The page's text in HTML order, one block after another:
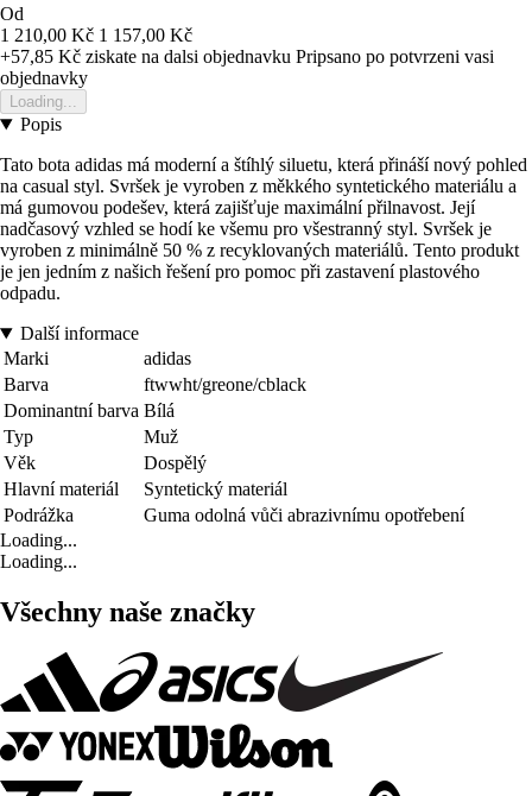
Od
1 210,00 Kč 1 157,00 Kč
+57,85 Kč ziskate na dalsi objednavku Pripsano po potvrzeni vasi
objednavky
Loading...
Popis
Tato bota adidas má moderní a štíhlý siluetu, která přináší nový pohled
na casual styl. Svršek je vyroben z měkkého syntetického materiálu a
má gumovou podešev, která zajišťuje maximální přilnavost. Její
nadčasový vzhled se hodí ke všemu pro všestranný styl. Svršek je
vyroben z minimálně 50 % z recyklovaných materiálů. Tento produkt
je jen jedním z našich řešení pro pomoc při zastavení plastového
odpadu.
Další informace
Marki
adidas
Barva
ftwwht/greone/cblack
Dominantní barva Bílá
Typ
Muž
Věk
Dospělý
Hlavní materiál
Syntetický materiál
Podrážka
Guma odolná vůči abrazivnímu opotřebení
Loading...
Loading...
Všechny naše značky